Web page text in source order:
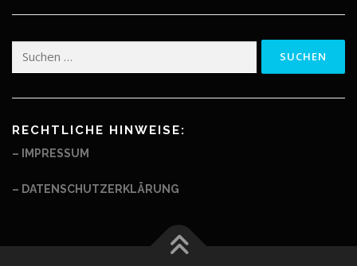
Suchen
RECHTLICHE HINWEISE:
– IMPRESSUM
– DATENSCHUTZERKLÄRUNG